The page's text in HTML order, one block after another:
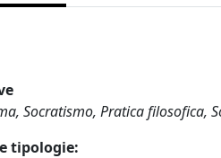
Socratismo, Pratica filosofica,
tipologie: